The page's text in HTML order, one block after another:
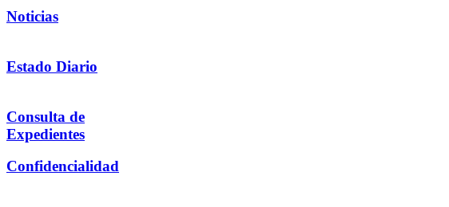
Noticias
Estado Diario
Consulta de
Expedientes
Confidencialidad